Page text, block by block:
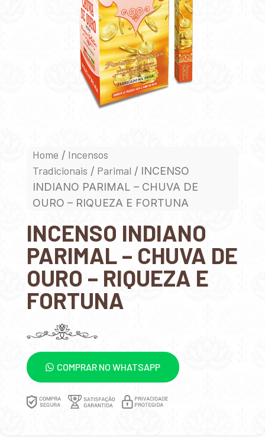
Home / Incensos
Tradicionais / Parimal / INCENSO
INDIANO PARIMAL – CHUVA DE
OURO – RIQUEZA E FORTUNA
INCENSO INDIANO
PARIMAL – CHUVA DE
OURO – RIQUEZA E
FORTUNA
COMPRAR NO WHATSAPP